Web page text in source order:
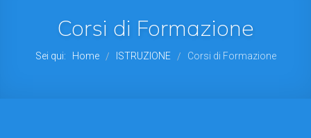
Corsi di Formazione
Sei qui: Home / ISTRUZIONE / Corsi di Formazione